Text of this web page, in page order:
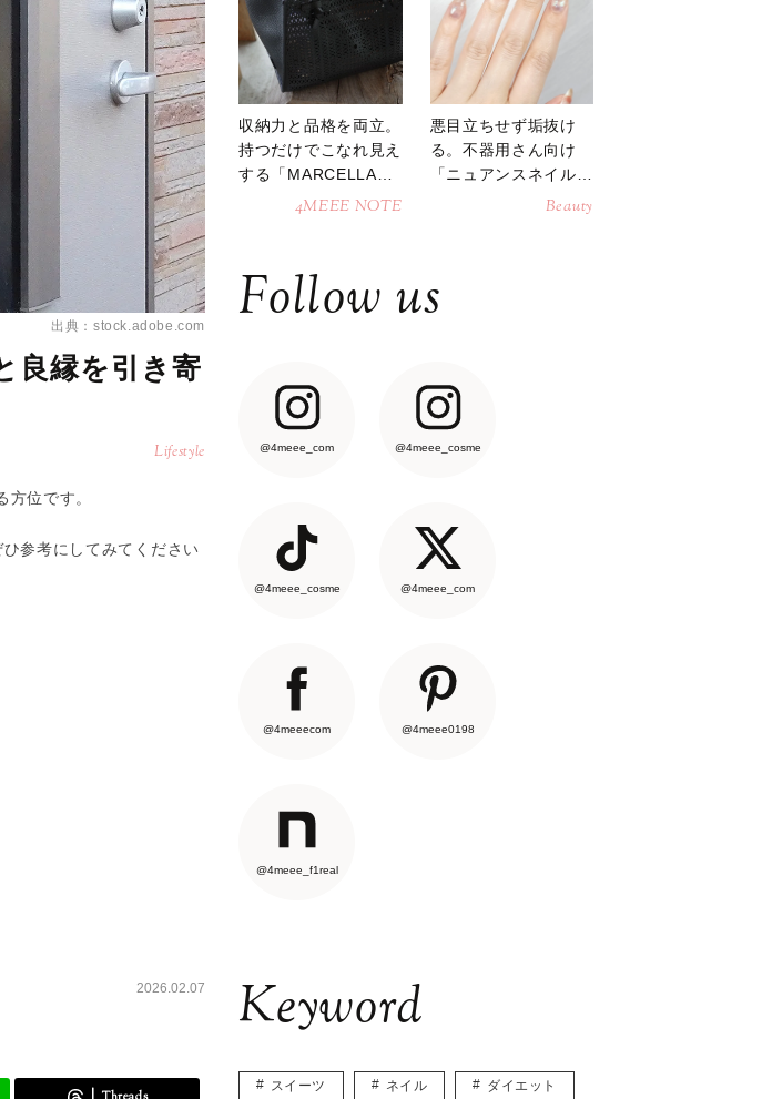
出典：stock.adobe.com
良縁を引き寄
Lifestyle
位です。
参考にしてみてください
2026.02.07
収納力と品格を両立。
持つだけでこなれ見え
する「MARCELLAト
ートバッグ」4MEEE NOTE
悪目立ちせず垢抜け
る。不器用さん向け
「ニュアンスネイル」
Beauty
Follow us
@4meee_com @4meee_cosme
@4meee_cosme @4meee_com
@4meeecom @4meee0198
@4meee_f1real
Keyword
スイーツ ネイル ダイエット